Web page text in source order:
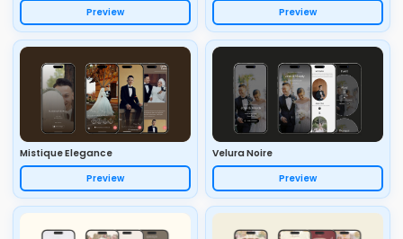
Preview Preview
Mistique Elegance
Preview
Velura Noire
Preview